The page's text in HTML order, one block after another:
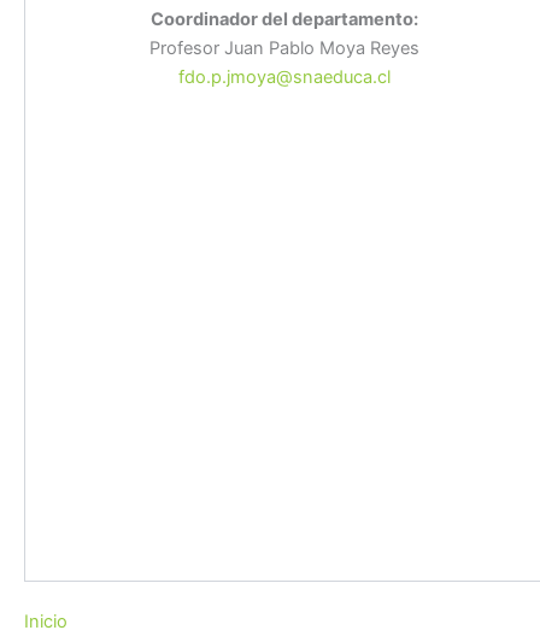
Coordinador del departamento:
Profesor Juan Pablo Moya Reyes
fdo.p.jmoya@snaeduca.cl
Inicio